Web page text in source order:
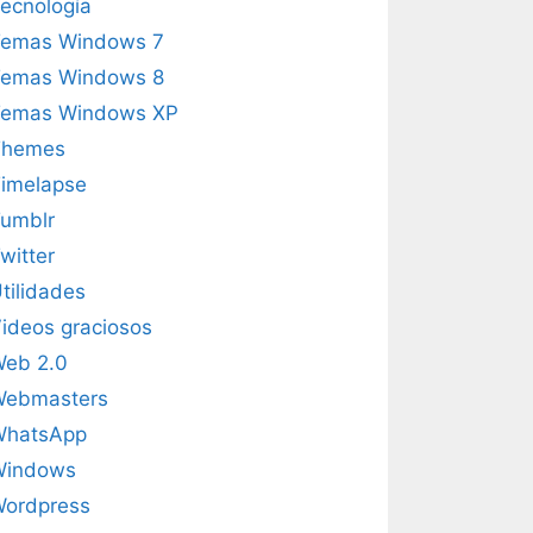
Windows 7
Windows 8
Windows XP
graciosos
2.0